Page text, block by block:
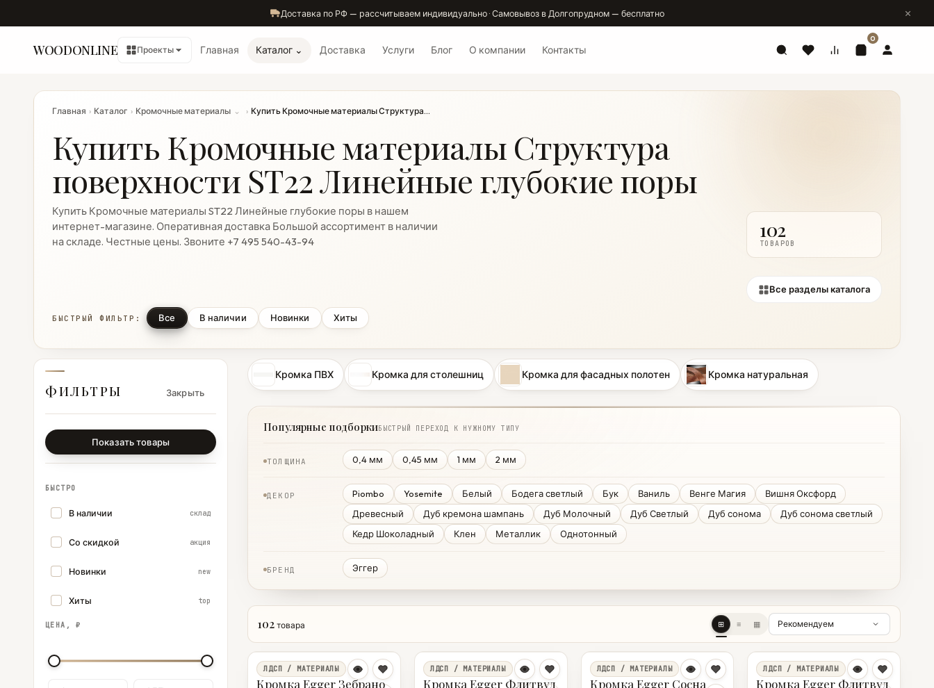
Доставка по РФ — рассчитываем индивидуально · Самовывоз в Долгопрудном — бесплатно
WOODONLINE Проекты Главная Каталог ⌄ Доставка Услуги Блог О компании Контакты
0
Главная › Каталог › Кромочные материалы ⌄ › Купить Кромочные материалы Структура...
Купить Кромочные материалы Структура
поверхности ST22 Линейные глубокие поры
Купить Кромочные материалы ST22 Линейные глубокие поры в нашем
интернет-магазине. Оперативная доставка Большой ассортимент в наличии
на складе. Честные цены. Звоните +7 495 540-43-94
Все разделы каталога
102
ТОВАРОВ
БЫСТРЫЙ ФИЛЬТР: Все В наличии Новинки Хиты
ФИЛЬТРЫ Закрыть
Показать товары
БЫСТРО
В наличии склад
Со скидкой акция
Новинки new
Хиты top
ЦЕНА, ₽
Кромка ПВХ Кромка для столешниц Кромка для фасадных полотен Кромка натуральная
Популярные подборкиБЫСТРЫЙ ПЕРЕХОД К НУЖНОМУ ТИПУ
ТОЛЩИНА 0,4 мм 0,45 мм 1 мм 2 мм
ДЕКОР Piombo Yosemite Белый Бодега светлый Бук Ваниль Венге Магия
Вишня Оксфорд
Древесный
Дуб кремона шампань Дуб Молочный Дуб Светлый Дуб сонома
Дуб сонома светлый
Кедр Шоколадный
Клен Металлик Однотонный
БРЕНД Эггер
102 товара ⊞ ≡ ▦
ЛДСП / МАТЕРИАЛЫ
Кромка Egger Зебрано
ЛДСП / МАТЕРИАЛЫ
Кромка Egger Флитвуд
ЛДСП / МАТЕРИАЛЫ
Кромка Egger Сосна
ЛДСП / МАТЕРИАЛЫ
Кромка Egger Флитвуд